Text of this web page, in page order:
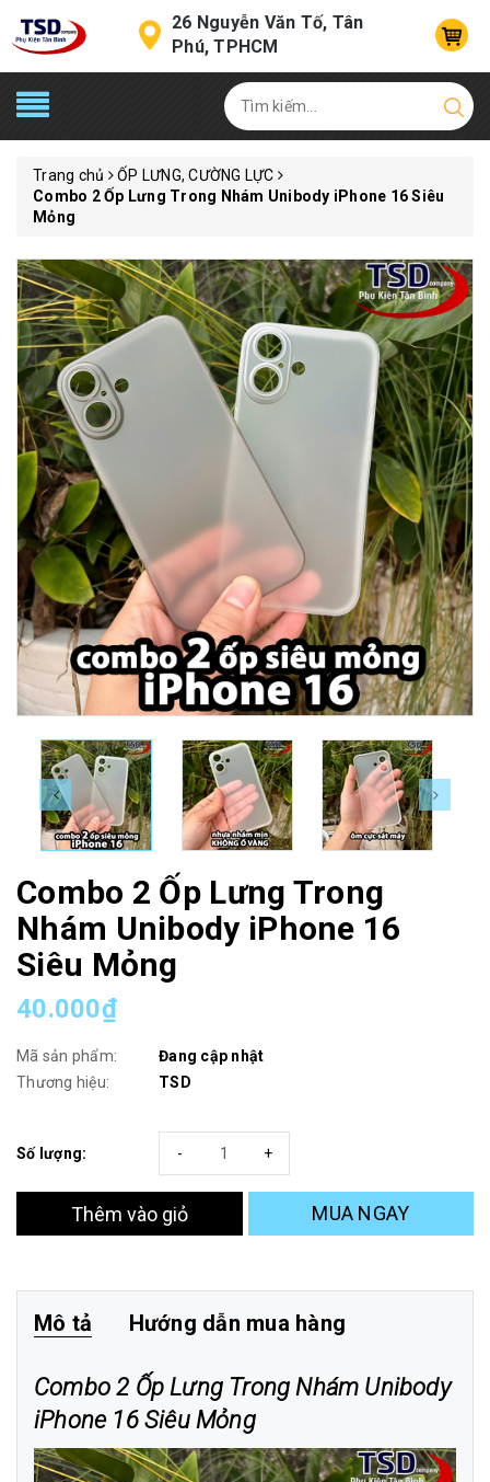
26 Nguyễn Văn Tố, Tân
Phú, TPHCM
Trang chủ
ỐP LƯNG, CƯỜNG LỰC
Combo 2 Ốp Lưng Trong Nhám Unibody iPhone 16 Siêu
Mỏng
Combo 2 Ốp Lưng Trong
Nhám Unibody iPhone 16
Siêu Mỏng
40.000₫
Mã sản phẩm:
Đang cập nhật
Thương hiệu:
TSD
Số lượng: +
-
Thêm vào giỏ MUA NGAY
Mô tả Hướng dẫn mua hàng
Combo 2 Ốp Lưng Trong Nhám Unibody
iPhone 16 Siêu Mỏng